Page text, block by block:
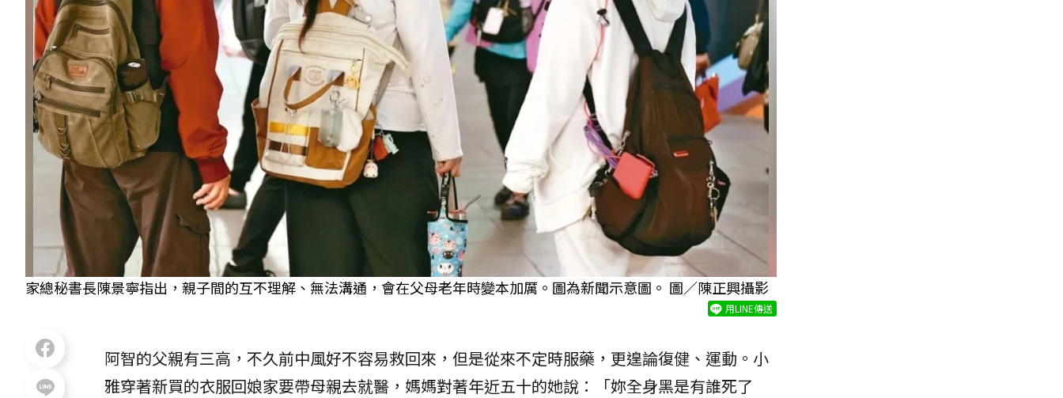
家總秘書長陳景寧指出，親子間的互不理解、無法溝通，會在父母老年時變本加厲。圖為新聞示意圖。 圖／陳正興攝影
用LINE傳送
阿智的父親有三高，不久前中風好不容易救回來，但是從來不定時服藥，更遑論復健、運動。小
雅穿著新買的衣服回娘家要帶母親去就醫，媽媽對著年近五十的她說：「妳全身黑是有誰死了